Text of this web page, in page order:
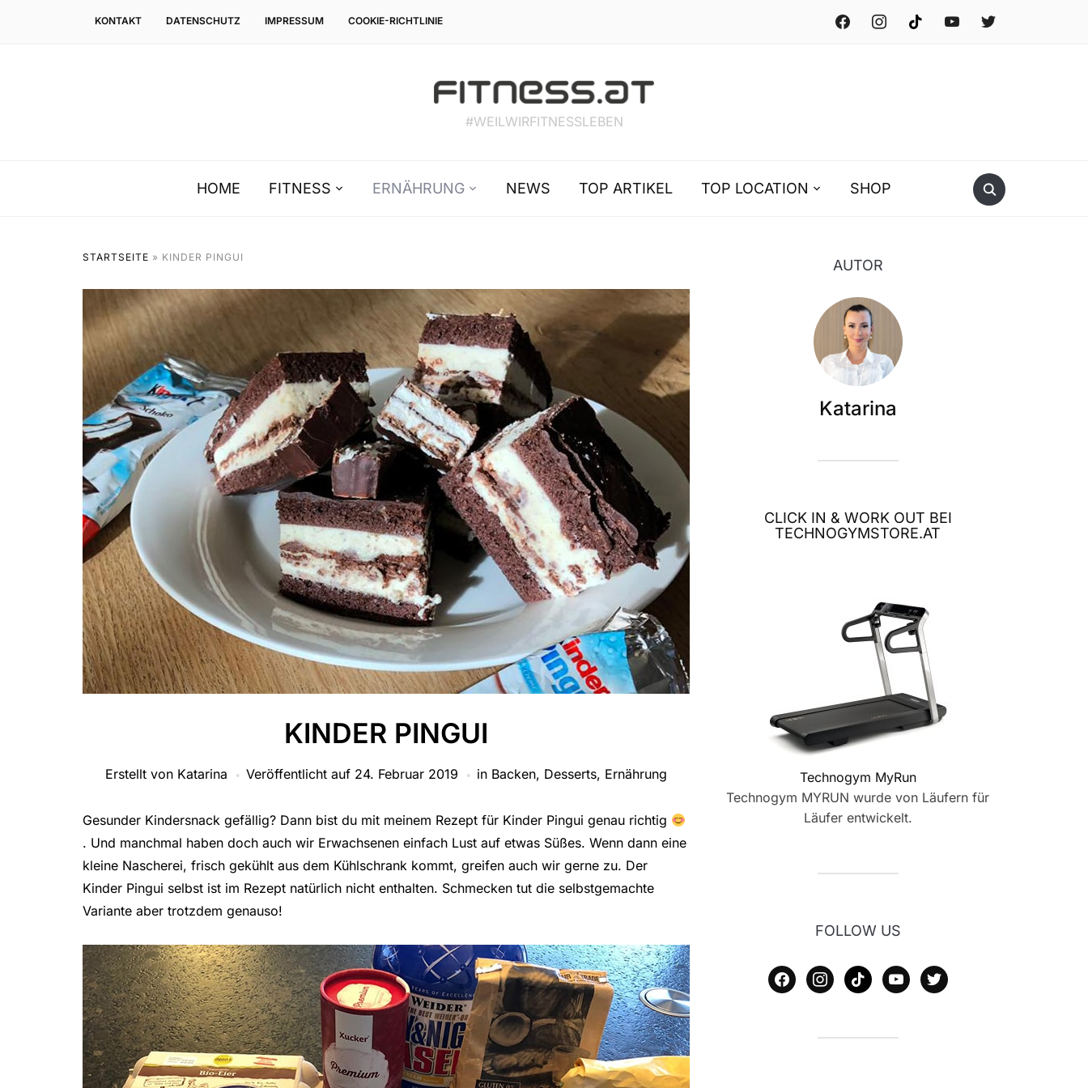
facebook instagramtiktok youtube twitter
KONTAKT DATENSCHUTZ IMPRESSUM COOKIE-RICHTLINIE
#WEILWIRFITNESSLEBEN
HOME FITNESS ERNÄHRUNG NEWS TOP ARTIKEL TOP LOCATION SHOP
STARTSEITE » KINDER PINGUI
KINDER PINGUI
Erstellt von Katarina Veröffentlicht auf 24. Februar 2019 in Backen, Desserts, Ernährung
Gesunder Kindersnack gefällig? Dann bist du mit meinem Rezept für Kinder Pingui genau richtig
. Und manchmal haben doch auch wir Erwachsenen einfach Lust auf etwas Süßes. Wenn dann eine
kleine Nascherei, frisch gekühlt aus dem Kühlschrank kommt, greifen auch wir gerne zu. Der
Kinder Pingui selbst ist im Rezept natürlich nicht enthalten. Schmecken tut die selbstgemachte
Variante aber trotzdem genauso!
AUTOR
Katarina
CLICK IN & WORK OUT BEI
TECHNOGYMSTORE.AT
Technogym MyRun
Technogym MYRUN wurde von Läufern für
Läufer entwickelt.
FOLLOW US
facebookinstagram
tiktok youtubetwitter